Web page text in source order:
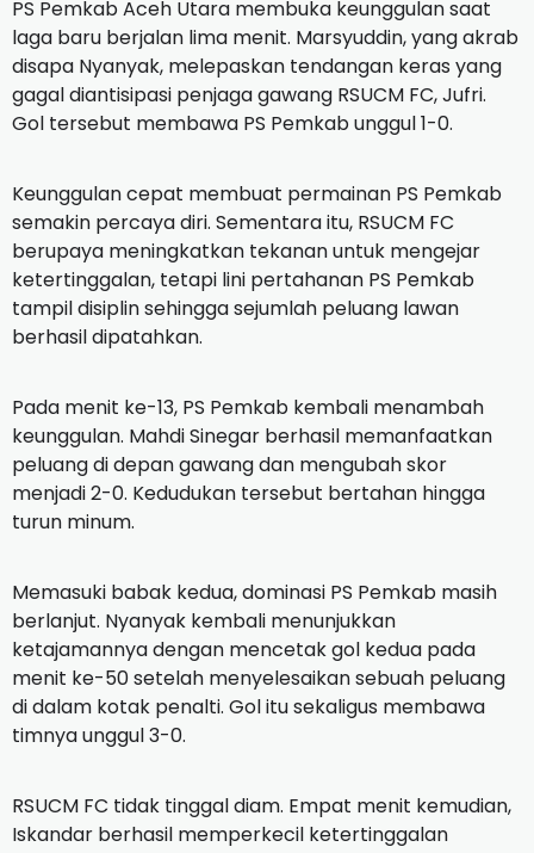
PS Pemkab Aceh Utara membuka keunggulan saat
laga baru berjalan lima menit. Marsyuddin, yang akrab
disapa Nyanyak, melepaskan tendangan keras yang
gagal diantisipasi penjaga gawang RSUCM FC, Jufri.
Gol tersebut membawa PS Pemkab unggul 1-0.
Keunggulan cepat membuat permainan PS Pemkab
semakin percaya diri. Sementara itu, RSUCM FC
berupaya meningkatkan tekanan untuk mengejar
ketertinggalan, tetapi lini pertahanan PS Pemkab
tampil disiplin sehingga sejumlah peluang lawan
berhasil dipatahkan.
Pada menit ke-13, PS Pemkab kembali menambah
keunggulan. Mahdi Sinegar berhasil memanfaatkan
peluang di depan gawang dan mengubah skor
menjadi 2-0. Kedudukan tersebut bertahan hingga
turun minum.
Memasuki babak kedua, dominasi PS Pemkab masih
berlanjut. Nyanyak kembali menunjukkan
ketajamannya dengan mencetak gol kedua pada
menit ke-50 setelah menyelesaikan sebuah peluang
di dalam kotak penalti. Gol itu sekaligus membawa
timnya unggul 3-0.
RSUCM FC tidak tinggal diam. Empat menit kemudian,
Iskandar berhasil memperkecil ketertinggalan